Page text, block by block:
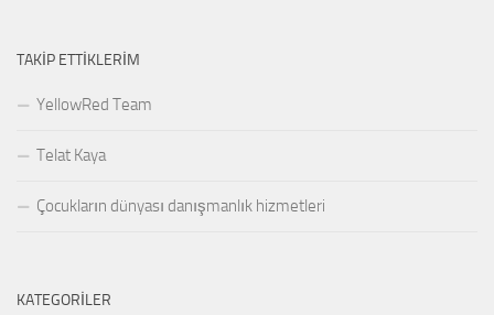
TAKIP ETTIKLERIM
YellowRed Team
Telat Kaya
Çocukların dünyası danışmanlık hizmetleri
KATEGORILER